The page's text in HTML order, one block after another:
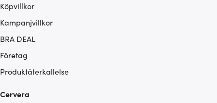
Köpvillkor
Kampanjvillkor
BRA DEAL
Företag
Produktåterkallelse
Cervera